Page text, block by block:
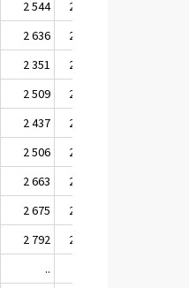
2 544
2 478
2 636
2 427
2 351
2 258
2 509
2 512
2 437
2 443
2 506
2 521
2 663
2 583
2 675
2 613
2 792
2 492
..